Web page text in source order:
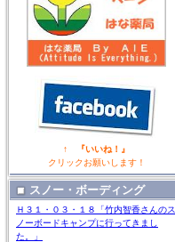
↑ 『いいね！』
クリックお願いします！
スノー・ボーディング
Ｈ３１・０３・１８「竹内智香さんのス
ノーボードキャンプに行ってきまし
た。」